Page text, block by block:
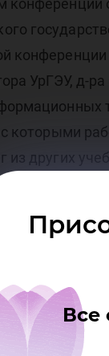
Все
УрГЭУ, д-
которыми
других
и
ЮГУ
«Проблемы